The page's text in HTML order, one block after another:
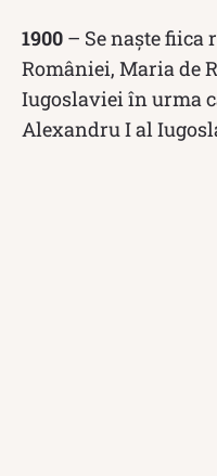
1900 – Se naște fiica
României, Maria de
Iugoslaviei în urma
Alexandru I al